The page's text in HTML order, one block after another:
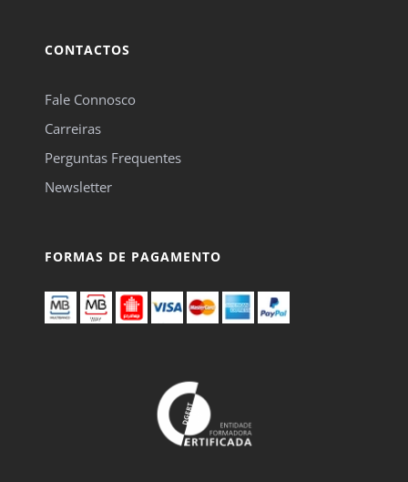
CONTACTOS
Fale Connosco
Carreiras
Perguntas Frequentes
Newsletter
FORMAS DE PAGAMENTO